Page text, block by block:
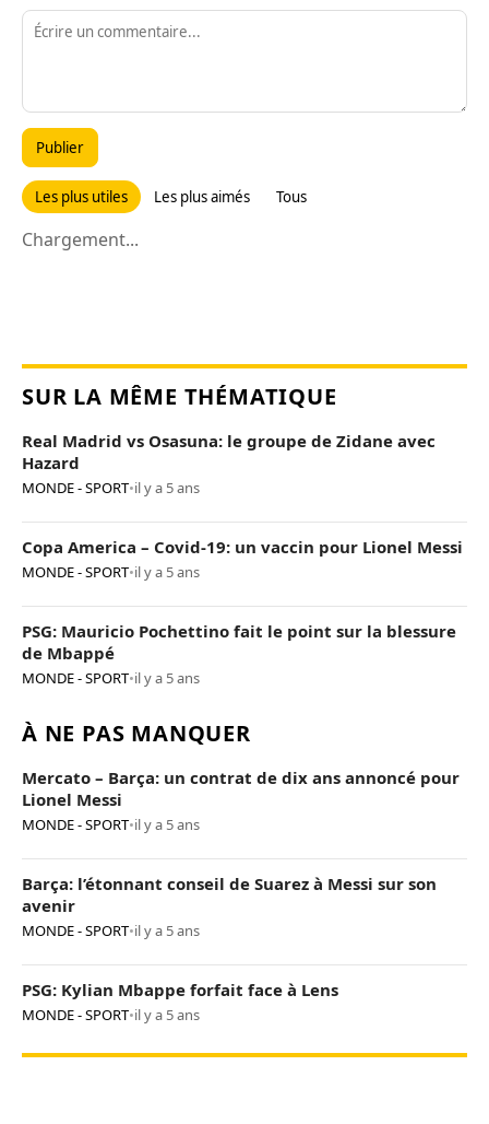
Publier
Les plus utiles Les plus aimés Tous
Chargement...
SUR LA MÊME THÉMATIQUE
Real Madrid vs Osasuna: le groupe de Zidane avec
Hazard
MONDE - SPORT•il y a 5 ans
Copa America – Covid-19: un vaccin pour Lionel Messi
MONDE - SPORT•il y a 5 ans
PSG: Mauricio Pochettino fait le point sur la blessure
de Mbappé
MONDE - SPORT•il y a 5 ans
À NE PAS MANQUER
Mercato – Barça: un contrat de dix ans annoncé pour
Lionel Messi
MONDE - SPORT•il y a 5 ans
Barça: l’étonnant conseil de Suarez à Messi sur son
avenir
MONDE - SPORT•il y a 5 ans
PSG: Kylian Mbappe forfait face à Lens
MONDE - SPORT•il y a 5 ans